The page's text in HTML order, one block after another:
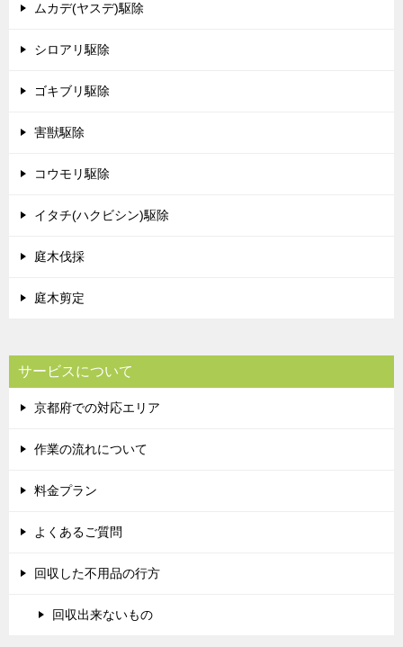
ムカデ(ヤスデ)駆除
シロアリ駆除
ゴキブリ駆除
害獣駆除
コウモリ駆除
イタチ(ハクビシン)駆除
庭木伐採
庭木剪定
サービスについて
京都府での対応エリア
作業の流れについて
料金プラン
よくあるご質問
回収した不用品の行方
回収出来ないもの